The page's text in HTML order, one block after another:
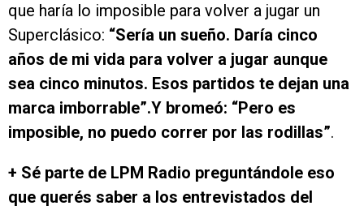
que haría lo imposible para volver a jugar un
Superclásico: “Sería un sueño. Daría cinco
años de mi vida para volver a jugar aunque
sea cinco minutos. Esos partidos te dejan una
marca imborrable”.Y bromeó: “Pero es
imposible, no puedo correr por las rodillas”.
+ Sé parte de LPM Radio preguntándole eso
que querés saber a los entrevistados del